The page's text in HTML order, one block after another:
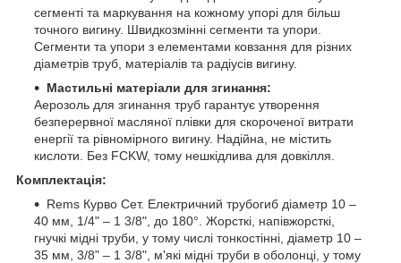
сегменті та маркування на кожному упорі для більш
точного вигину. Швидкозмінні сегменти та упори.
Сегменти та упори з елементами ковзання для різних
діаметрів труб, матеріалів та радіусів вигину.
Мастильні матеріали для згинання:
Аерозоль для згинання труб гарантує утворення
безперервної масляної плівки для скороченої витрати
енергії та рівномірного вигину. Надійна, не містить
кислоти. Без FCKW, тому нешкідлива для довкілля.
Комплектація:
Rems Курво Сет. Електричний трубогиб діаметр 10 –
40 мм, 1/4" – 1 3/8", до 180°. Жорсткі, напівжорсткі,
гнучкі мідні труби, у тому числі тонкостінні, діаметр 10 –
35 мм, 3/8" – 1 3/8", м'які мідні труби в оболонці, у тому